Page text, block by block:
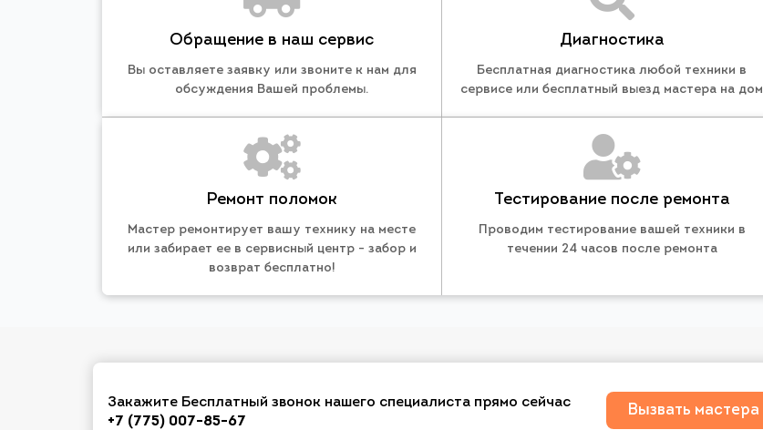
Обращение в наш сервис
Вы оставляете заявку или звоните к нам для
обсуждения Вашей проблемы.
Диагностика
Бесплатная диагностика любой техники в
сервисе или бесплатный выезд мастера на дом
Ремонт поломок
Мастер ремонтирует вашу технику на месте
или забирает ее в сервисный центр - забор и
возврат бесплатно!
Тестирование после ремонта
Проводим тестирование вашей техники в
течении 24 часов после ремонта
Закажите Бесплатный звонок нашего специалиста прямо сейчас
+7 (775) 007-85-67
Вызвать мастера